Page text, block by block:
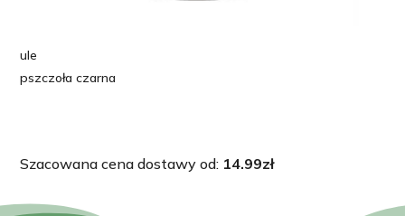
ule
pszczoła czarna
Szacowana cena dostawy od: 14.99zł